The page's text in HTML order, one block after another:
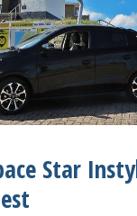
Star